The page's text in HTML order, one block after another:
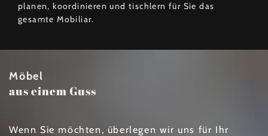
planen, koordinieren und tischlern für Sie das
gesamte Mobiliar.
Möbel
aus einem Guss
Wenn Sie möchten, überlegen wir uns für Ihr